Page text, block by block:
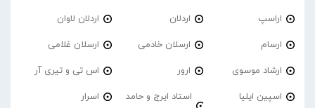
اراسپ اردلان اردلان لاوان
ارسام ارسلان خادمی ارسلان غلامی
ارشاد موسوی ارور اس تی و تیری آر
اسپین ایلیا
استاد ایرج و حامد
اسرار